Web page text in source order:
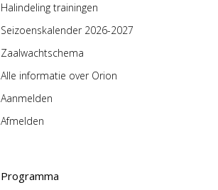
Halindeling trainingen
Seizoenskalender 2026-2027
Zaalwachtschema
Alle informatie over Orion
Aanmelden
Afmelden
Programma